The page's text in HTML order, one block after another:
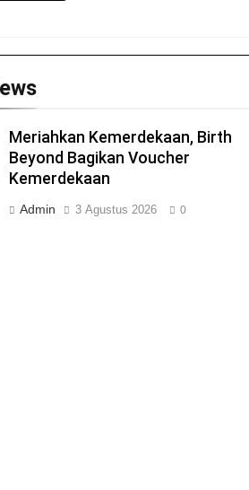
Meriahkan Kemerdekaan, Birth
Beyond Bagikan Voucher
Kemerdekaan
Admin 3 Agustus 2026 0